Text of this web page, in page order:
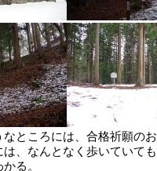
ところには、合格祈願の
、なんとなく歩いていて
る。